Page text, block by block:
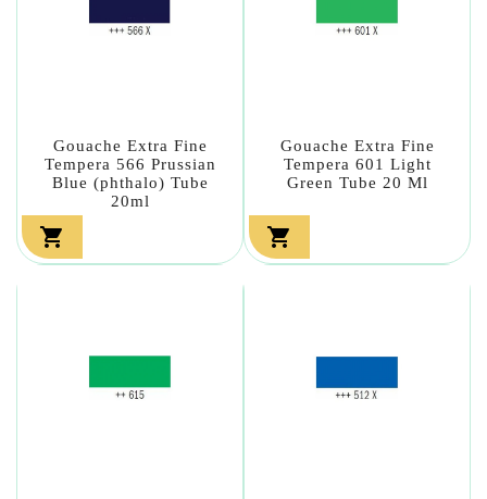
Gouache Extra Fine
Tempera 566 Prussian
Blue (phthalo) Tube
20ml

Gouache Extra Fine
Tempera 601 Light
Green Tube 20 Ml
